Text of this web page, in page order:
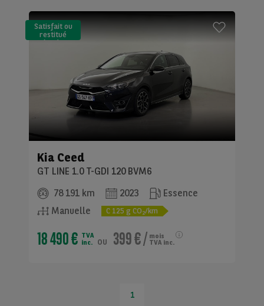
Satisfait ou
restitué
(LLD)*
Kia Ceed
GT LINE 1.0 T-GDI 120 BVM6
78 191 km
2023
Essence
Manuelle
C 125 g CO2/km
18 490 € TVA
inc.
ou 399 €/ mois
TVA inc.
1